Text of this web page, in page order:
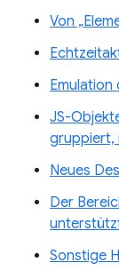
Von
Emulation
JS-
gruppiert,
Neues
Der
Sonstige